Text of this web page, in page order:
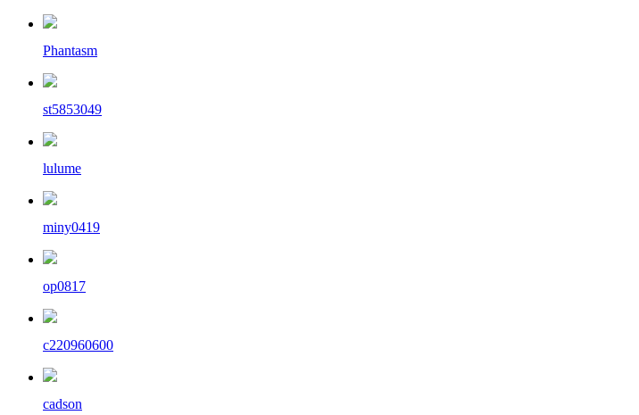
Phantasm
st5853049
lulume
miny0419
op0817
c220960600
cadson